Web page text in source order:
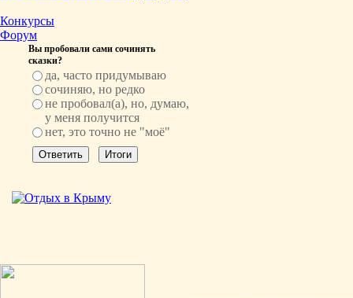
Конкурсы
Форум
Вы пробовали сами сочинять
сказки?
да, часто придумываю
сочиняю, но редко
не пробовал(а), но, думаю,
у меня получится
нет, это точно не "моё"